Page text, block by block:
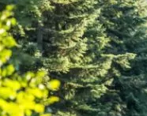
се дружество
и строителството;